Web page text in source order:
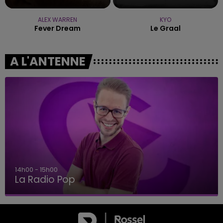
ALEX WARREN
Fever Dream
KYO
Le Graal
A L'ANTENNE
14h00 - 15h00
La Radio Pop